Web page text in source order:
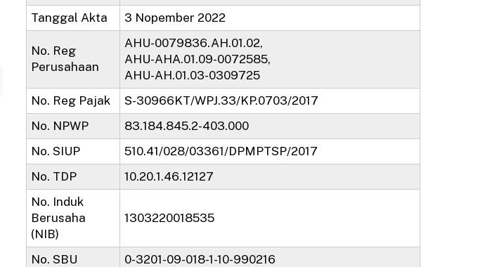
Tanggal Akta 3 Nopember 2022
No. Reg
Perusahaan
AHU-0079836.AH.01.02,
AHU-AHA.01.09-0072585,
AHU-AH.01.03-0309725
No. Reg Pajak
S-30966KT/WPJ.33/KP.0703/2017
No. NPWP
83.184.845.2-403.000
No. SIUP
510.41/028/03361/DPMPTSP/2017
No. TDP
10.20.1.46.12127
No. Induk
Berusaha
(NIB)
1303220018535
No. SBU 0-3201-09-018-1-10-990216